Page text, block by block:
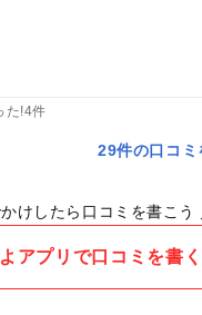
部やったらかなりの金額
フェで食べて３時間半く
た!4件
29件の口コミ
けしたら口コミを書こう
アプリで口コミを書く